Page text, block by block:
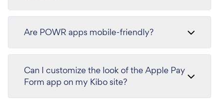
Are POWR apps mobile-friendly?
Can I customize the look of the Apple Pay
Form app on my Kibo site?